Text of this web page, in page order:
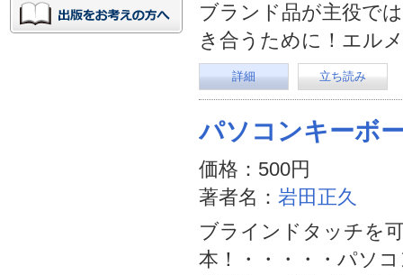
ブランド品が主役で
き合うために！エル
詳細 立ち読み
パソコンキーボ
価格：500円
著者名： 岩田正久
ブラインドタッチを
本！・・・・・パソ